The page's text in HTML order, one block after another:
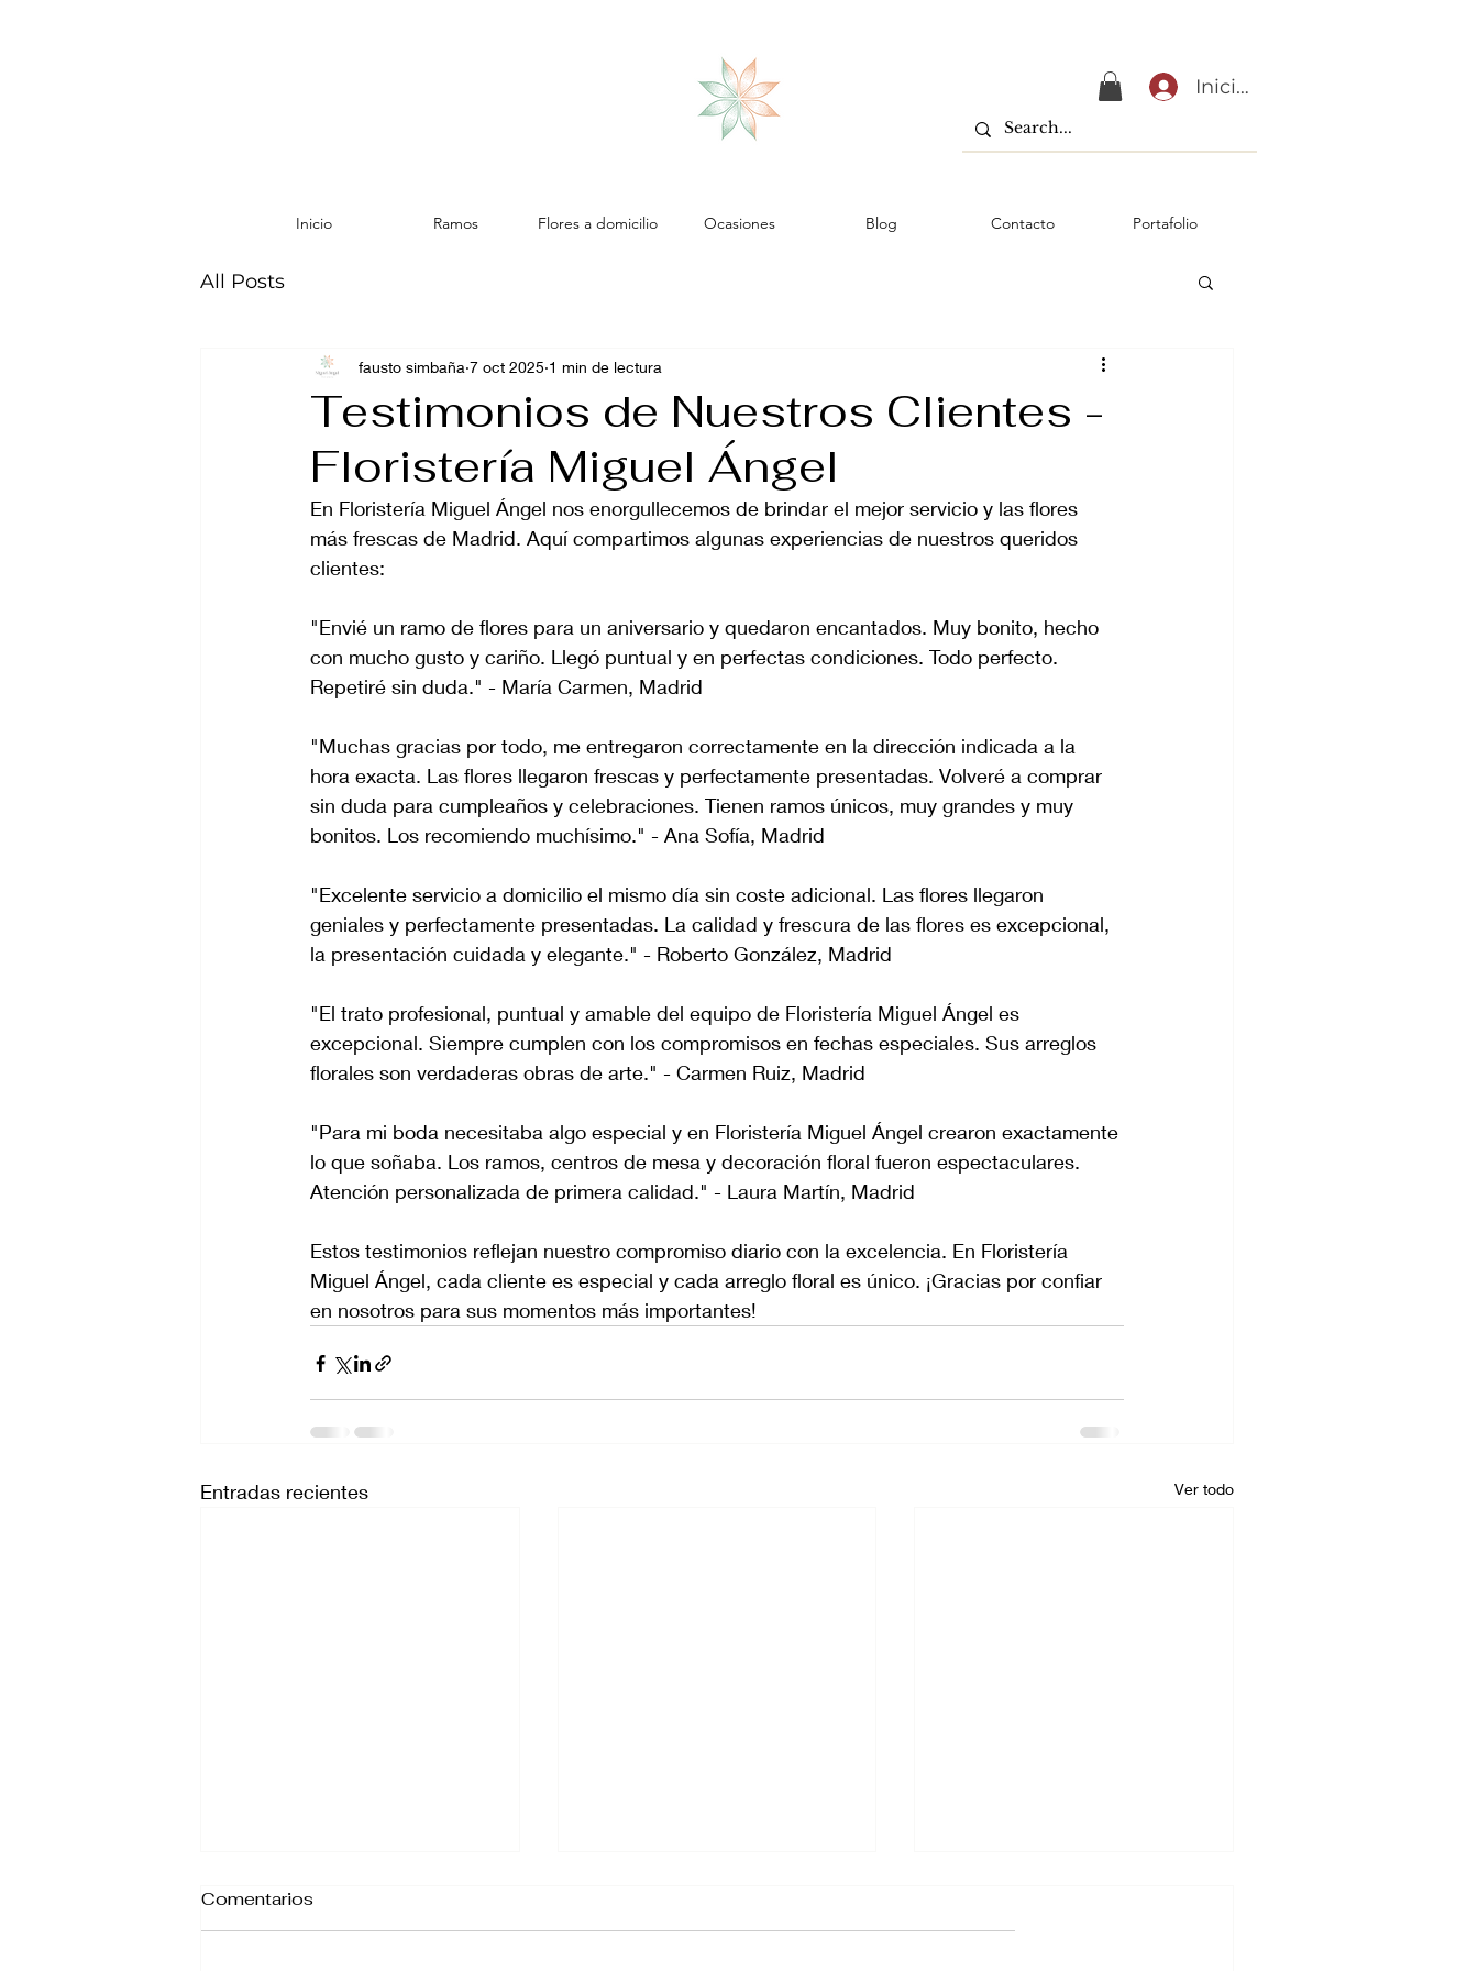
Iniciar sesión
Inicio Ramos Flores a domicilio Ocasiones Blog Contacto Portafolio
All Posts
Testimonios de Nuestros Clientes -
Floristería Miguel Ángel
fausto simbaña 7 oct 2025 1 min de lectura
En Floristería Miguel Ángel nos enorgullecemos de brindar el mejor servicio y las flores
más frescas de Madrid. Aquí compartimos algunas experiencias de nuestros queridos
clientes:
"Envié un ramo de flores para un aniversario y quedaron encantados. Muy bonito, hecho
con mucho gusto y cariño. Llegó puntual y en perfectas condiciones. Todo perfecto.
Repetiré sin duda." - María Carmen, Madrid
"Muchas gracias por todo, me entregaron correctamente en la dirección indicada a la
hora exacta. Las flores llegaron frescas y perfectamente presentadas. Volveré a comprar
sin duda para cumpleaños y celebraciones. Tienen ramos únicos, muy grandes y muy
bonitos. Los recomiendo muchísimo." - Ana Sofía, Madrid
"Excelente servicio a domicilio el mismo día sin coste adicional. Las flores llegaron
geniales y perfectamente presentadas. La calidad y frescura de las flores es excepcional,
la presentación cuidada y elegante." - Roberto González, Madrid
"El trato profesional, puntual y amable del equipo de Floristería Miguel Ángel es
excepcional. Siempre cumplen con los compromisos en fechas especiales. Sus arreglos
florales son verdaderas obras de arte." - Carmen Ruiz, Madrid
"Para mi boda necesitaba algo especial y en Floristería Miguel Ángel crearon exactamente
lo que soñaba. Los ramos, centros de mesa y decoración floral fueron espectaculares.
Atención personalizada de primera calidad." - Laura Martín, Madrid
Estos testimonios reflejan nuestro compromiso diario con la excelencia. En Floristería
Miguel Ángel, cada cliente es especial y cada arreglo floral es único. ¡Gracias por confiar
en nosotros para sus momentos más importantes!
Entradas recientes Ver todo
Comentarios